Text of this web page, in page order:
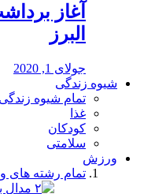
آغاز
البرز
جولای 1, 2020
شیوه زندگی
تمام شیوه زندگی
غذا
کودکان
سلامتی
ورزش
تمام رشته های